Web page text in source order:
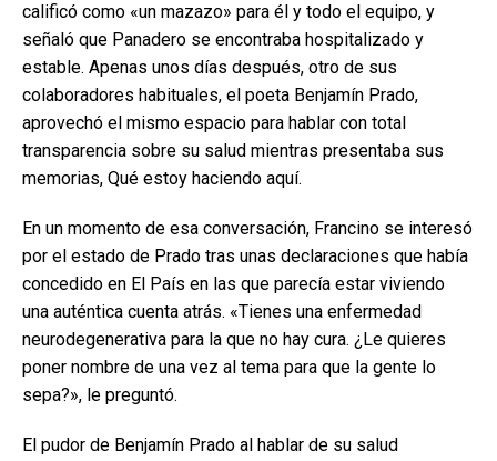
calificó como «un mazazo» para él y todo el equipo, y
señaló que Panadero se encontraba hospitalizado y
estable. Apenas unos días después, otro de sus
colaboradores habituales, el poeta Benjamín Prado,
aprovechó el mismo espacio para hablar con total
transparencia sobre su salud mientras presentaba sus
memorias, Qué estoy haciendo aquí.
En un momento de esa conversación, Francino se interesó
por el estado de Prado tras unas declaraciones que había
concedido en El País en las que parecía estar viviendo
una auténtica cuenta atrás. «Tienes una enfermedad
neurodegenerativa para la que no hay cura. ¿Le quieres
poner nombre de una vez al tema para que la gente lo
sepa?», le preguntó.
El pudor de Benjamín Prado al hablar de su salud